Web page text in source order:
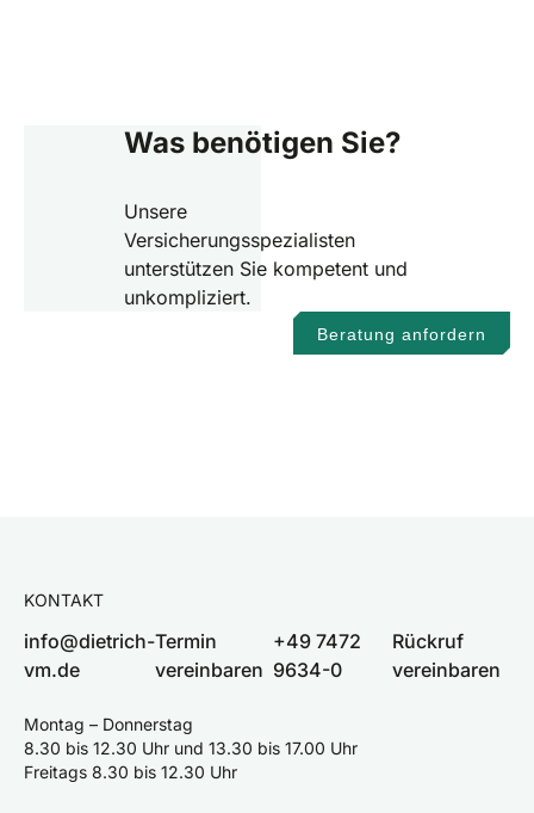
Was benötigen Sie?
Unsere
Versicherungsspezialisten
unterstützen Sie kompetent und
unkompliziert.
Beratung anfordern
KONTAKT
info@dietrich-
vm.de
Termin
vereinbaren
+49 7472
9634-0
Rückruf
vereinbaren
Montag – Donnerstag
8.30 bis 12.30 Uhr und 13.30 bis 17.00 Uhr
Freitags 8.30 bis 12.30 Uhr